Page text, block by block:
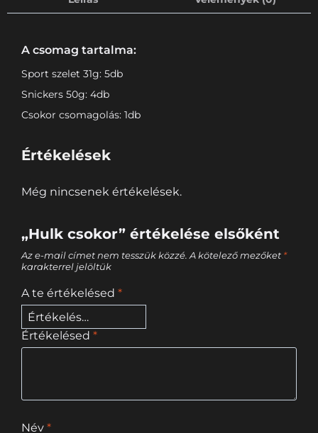
A csomag tartalma:
Sport szelet 31g: 5db
Snickers 50g: 4db
Csokor csomagolás: 1db
Értékelések
Még nincsenek értékelések.
„Hulk csokor” értékelése elsőként
Az e-mail címet nem tesszük közzé. A kötelező mezőket *
karakterrel jelöltük
A te értékelésed *
Értékelésed *
Név *